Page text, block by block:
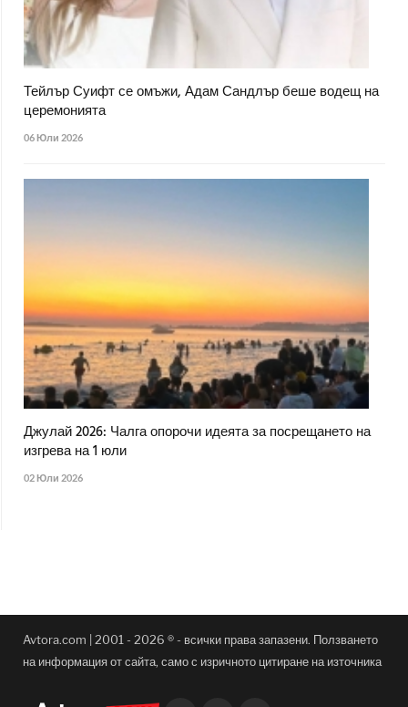
Тейлър Суифт се омъжи, Адам Сандлър беше водещ на
церемонията
06 Юли 2026
Джулай 2026: Чалга опорочи идеята за посрещането на
изгрева на 1 юли
02 Юли 2026
Avtora.com | 2001 - 2026 ® - всички права запазени. Ползването
на информация от сайта, само с изричното цитиране на източника